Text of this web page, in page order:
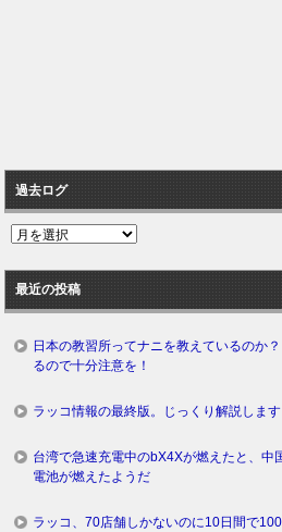
過去ログ
過
ロ
グ
最近の投稿
日本の教習所ってナニを教えているのか
るので十分注意を！
ラッコ情報の最終版。じっくり解説します
台湾で急速充電中のbX4Xが燃えたと、中
電池が燃えたようだ
ラッコ、70店舗しかないのに10日間で